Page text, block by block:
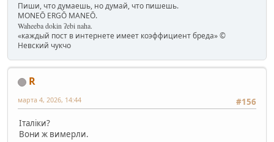
Пиши, что думаешь, но думай, что пишешь.
MONEŌ ERGŌ MANEŌ.
Waheeba dokin ʔebi naha.
«каждый пост в интернете имеет коэффициент бреда» ©
Невский чукчо
R
#156
марта 4, 2026, 14:44
Італіки?
Вони ж вимерли.